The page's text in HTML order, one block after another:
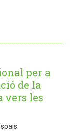
per a
de la
vers les